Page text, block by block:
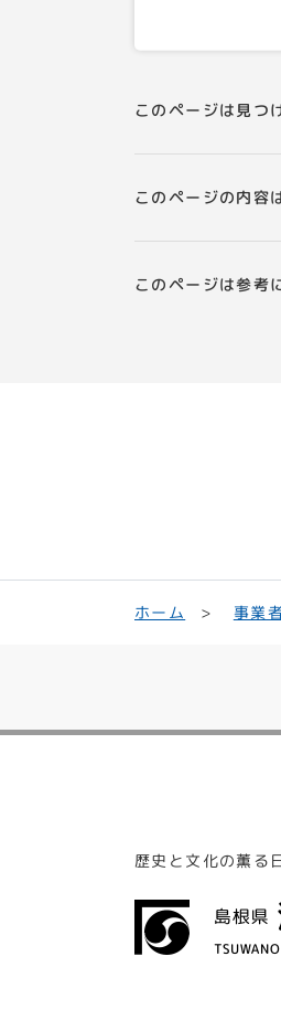
このページは見つ
このページの内容
このページは参考
ホーム 事業
歴史と文化の薫る